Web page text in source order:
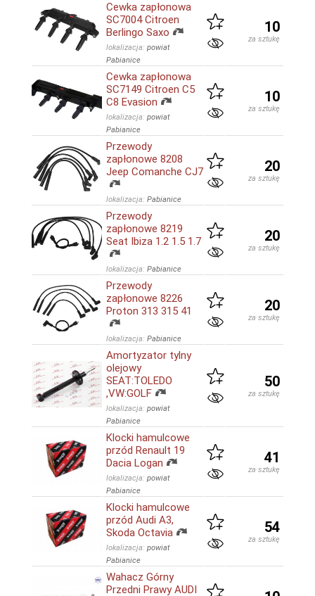
Cewka zapłonowa
SC7004 Citroen
Berlingo Saxo
lokalizacja: powiat
Pabianice
10
za sztukę
Cewka zapłonowa
SC7149 Citroen C5
C8 Evasion
lokalizacja: powiat
Pabianice
10
za sztukę
Przewody
zapłonowe 8208
Jeep Comanche CJ7
lokalizacja: Pabianice
20
za sztukę
Przewody
zapłonowe 8219
Seat Ibiza 1.2 1.5 1.7
lokalizacja: Pabianice
20
za sztukę
Przewody
zapłonowe 8226
Proton 313 315 41
lokalizacja: Pabianice
20
za sztukę
Amortyzator tylny
olejowy
SEAT:TOLEDO
,VW:GOLF
lokalizacja: powiat
Pabianice
50
za sztukę
Klocki hamulcowe
przód Renault 19
Dacia Logan
lokalizacja: powiat
Pabianice
41
za sztukę
Klocki hamulcowe
przód Audi A3,
Skoda Octavia
lokalizacja: powiat
Pabianice
54
za sztukę
Wahacz Górny
Przedni Prawy AUDI